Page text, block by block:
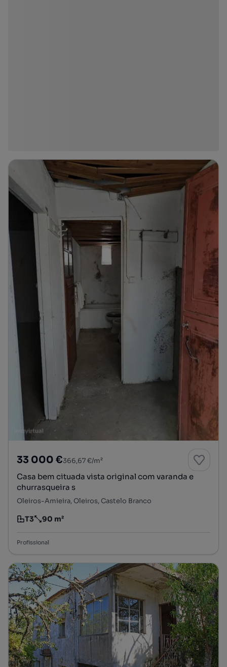
33 000 €366,67 €/m²
Casa bem cituada vista original com varanda e
churrasqueira s
Oleiros-Amieira, Oleiros, Castelo Branco
Tipologia
T3
Preço por metro quadrado
90 m²
Profissional